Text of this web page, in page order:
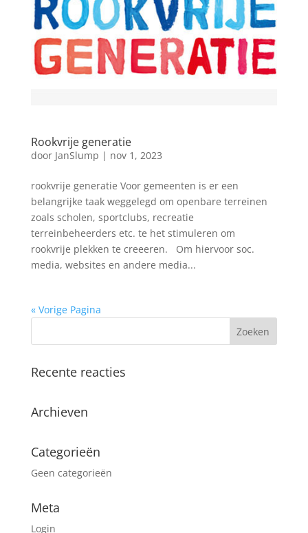
Rookvrije generatie
door JanSlump | nov 1, 2023
rookvrije generatie Voor gemeenten is er een
belangrijke taak weggelegd om openbare terreinen
zoals scholen, sportclubs, recreatie
terreinbeheerders etc. te het stimuleren om
rookvrije plekken te creeeren. Om hiervoor soc.
media, websites en andere media...
« Vorige Pagina
Recente reacties
Archieven
Categorieën
Geen categorieën
Meta
Login